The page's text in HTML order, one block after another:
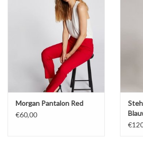
Accessoires
Morgan Pantalon Red
€60,00